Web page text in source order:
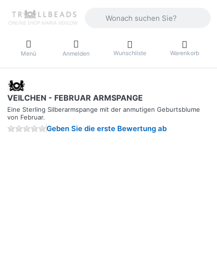
Menü Anmelden Wunschliste Warenkorb
VEILCHEN - FEBRUAR ARMSPANGE
Eine Sterling Silberarmspange mit der anmutigen Geburtsblume
von Februar.
Geben Sie die erste Bewertung ab